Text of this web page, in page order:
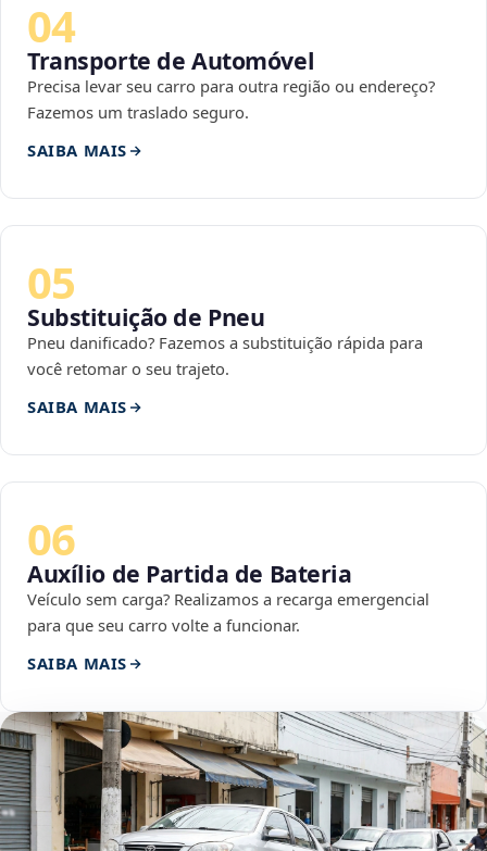
04
Transporte de Automóvel
Precisa levar seu carro para outra região ou endereço?
Fazemos um traslado seguro.
SAIBA MAIS
05
Substituição de Pneu
Pneu danificado? Fazemos a substituição rápida para
você retomar o seu trajeto.
SAIBA MAIS
06
Auxílio de Partida de Bateria
Veículo sem carga? Realizamos a recarga emergencial
para que seu carro volte a funcionar.
SAIBA MAIS